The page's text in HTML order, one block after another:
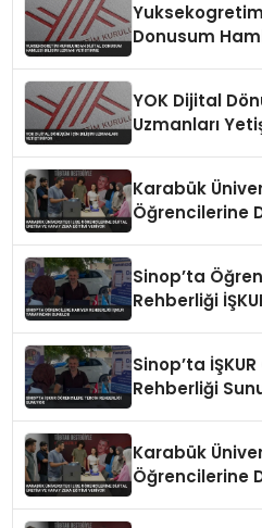
Donusum
YOK Dijital
Uzmanları
Karabük
Öğrencilerine
Sinop’ta
Rehberliği
Sinop’ta
Rehberliği
Karabük
Öğrencilerine